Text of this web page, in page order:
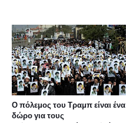
Ο πόλεμος του Τραμπ είναι ένα
δώρο για τους